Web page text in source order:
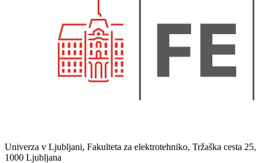
Univerza v Ljubljani, Fakulteta za elektrotehniko, Tržaška cesta 25,
1000 Ljubljana